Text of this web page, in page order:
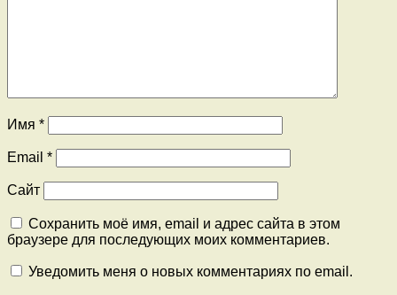
Имя *
Email *
Сайт
Сохранить моё имя, email и адрес сайта в этом
браузере для последующих моих комментариев.
Уведомить меня о новых комментариях по email.